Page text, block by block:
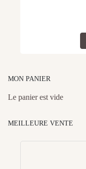
MON PANIER
Le panier est vide
MEILLEURE VENTE